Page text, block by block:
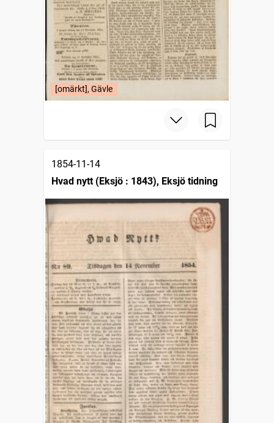
[omärkt], Gävle
1854-11-14
Hvad nytt (Eksjö : 1843), Eksjö tidning